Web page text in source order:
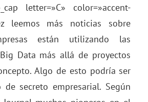
letter=»C» color=»accent-
leemos más noticias sobre
están utilizando las
Data más allá de proyectos
Algo de esto podría ser
secreto empresarial. Según